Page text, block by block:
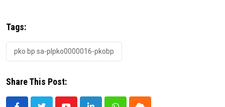
Tags:
pko bp sa-plpko0000016-pkobp
Share This Post: